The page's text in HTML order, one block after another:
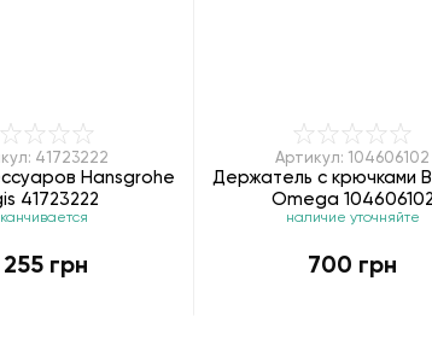
41723222
Hansgrohe
41723222
грн
Артикул: 104606102
Держатель с крючками
Omega 104606102
наличие уточняйте
700 грн